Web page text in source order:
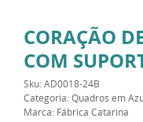
CORAÇÃO
COM
Sku:AD0018-24B
Categoria: Quadros em
Marca: Fábrica Catarina